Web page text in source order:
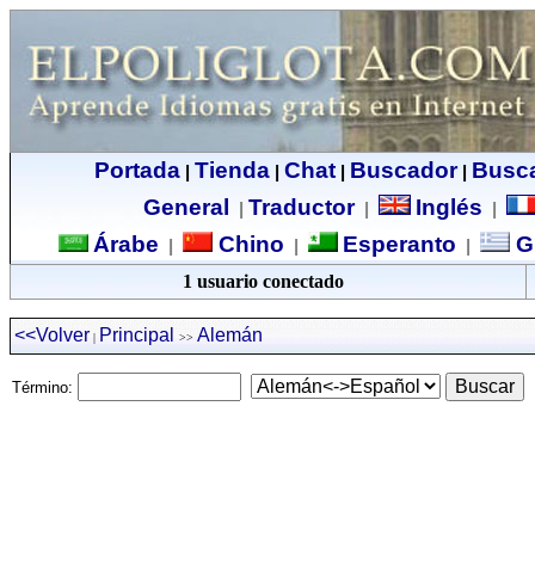
Portada| Tienda| Chat| Buscador|
General
Traductor| Inglés
Árabe Chino Esperanto
1 usuario conectado
<<Volver | Principal >> Alemán
Término: